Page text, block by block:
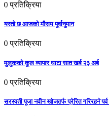
0 प्रतिक्रिया
यस्तो छ आजको मौसम पूर्वानुमान
0 प्रतिक्रिया
मुलुकको कूल व्यापार घाटा सात खर्ब २३ अर्ब
0 प्रतिक्रिया
सरस्वती पूजा नवीन खोजतर्फ प्रेरित गरिरहने पर्व